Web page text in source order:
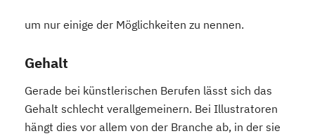
um nur einige der Möglichkeiten zu nennen.
Gehalt
Gerade bei künstlerischen Berufen lässt sich das
Gehalt schlecht verallgemeinern. Bei Illustratoren
hängt dies vor allem von der Branche ab, in der sie